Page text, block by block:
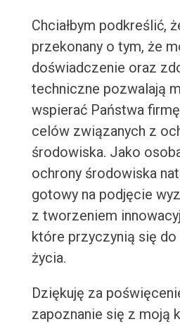
Chciałbym podkreślić,
przekonany o tym, że
doświadczenie oraz
techniczne pozwalają
wspierać Państwa
celów związanych z
środowiska. Jako
ochrony środowiska
gotowy na podjęcie
z tworzeniem
które przyczynią się
życia.
Dziękuję za
zapoznanie się z moją